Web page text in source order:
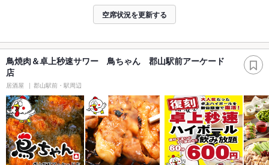
空席状況を更新する
鳥焼肉＆卓上秒速サワー 鳥ちゃん 郡山駅前アーケード
店
居酒屋 郡山駅前・駅周辺